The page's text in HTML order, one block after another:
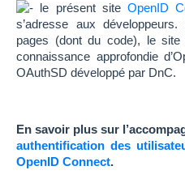
le présent site OpenID
s’adresse aux
pages (dont du code), le site
connaissance approfondie
OAuthSD développé par DnC.
En savoir plus sur
authentification des
OpenID Connect.